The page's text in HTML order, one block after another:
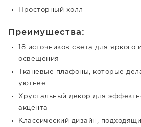
Просторный холл
Преимущества:
18 источников света для яркого
освещения
Тканевые плафоны, которые
уютнее
Хрустальный декор для
акцента
Классический дизайн,